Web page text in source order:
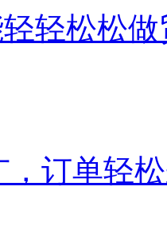
轻松松
，订单轻